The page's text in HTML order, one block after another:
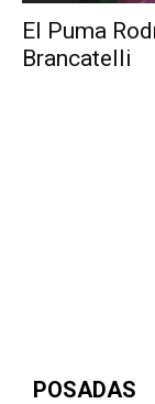
El Puma
Brancatelli
POSADAS